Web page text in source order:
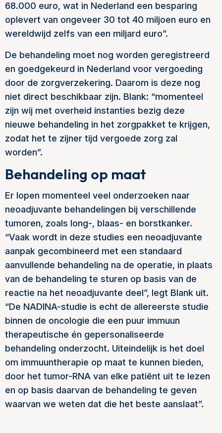
68.000 euro, wat in Nederland een besparing
oplevert van ongeveer 30 tot 40 miljoen euro en
wereldwijd zelfs van een miljard euro”.
De behandeling moet nog worden geregistreerd
en goedgekeurd in Nederland voor vergoeding
door de zorgverzekering. Daarom is deze nog
niet direct beschikbaar zijn. Blank: “momenteel
zijn wij met overheid instanties bezig deze
nieuwe behandeling in het zorgpakket te krijgen,
zodat het te zijner tijd vergoede zorg zal
worden”.
Behandeling op maat
Er lopen momenteel veel onderzoeken naar
neoadjuvante behandelingen bij verschillende
tumoren, zoals long-, blaas- en borstkanker.
“Vaak wordt in deze studies een neoadjuvante
aanpak gecombineerd met een standaard
aanvullende behandeling na de operatie, in plaats
van de behandeling te sturen op basis van de
reactie na het neoadjuvante deel”, legt Blank uit.
“De NADINA-studie is echt de allereerste studie
binnen de oncologie die een puur immuun
therapeutische én gepersonaliseerde
behandeling onderzocht. Uiteindelijk is het doel
om immuuntherapie op maat te kunnen bieden,
door het tumor-RNA van elke patiënt uit te lezen
en op basis daarvan de behandeling te geven
waarvan we weten dat die het beste aanslaat”.